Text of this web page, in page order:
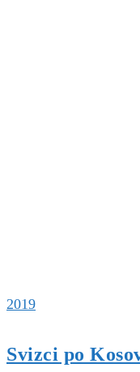
2019
Svizci po